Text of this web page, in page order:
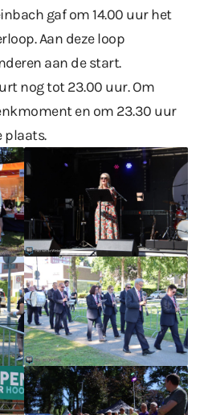
gaf om 14.00 uur het
Aan deze loop
aan de start.
nog tot 23.00 uur. Om
en om 23.30 uur
plaats.